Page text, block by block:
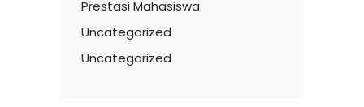
Prestasi Mahasiswa
Uncategorized
Uncategorized